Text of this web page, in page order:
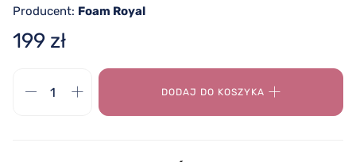
Producent: Foam Royal
199 zł
DODAJ DO KOSZYKA